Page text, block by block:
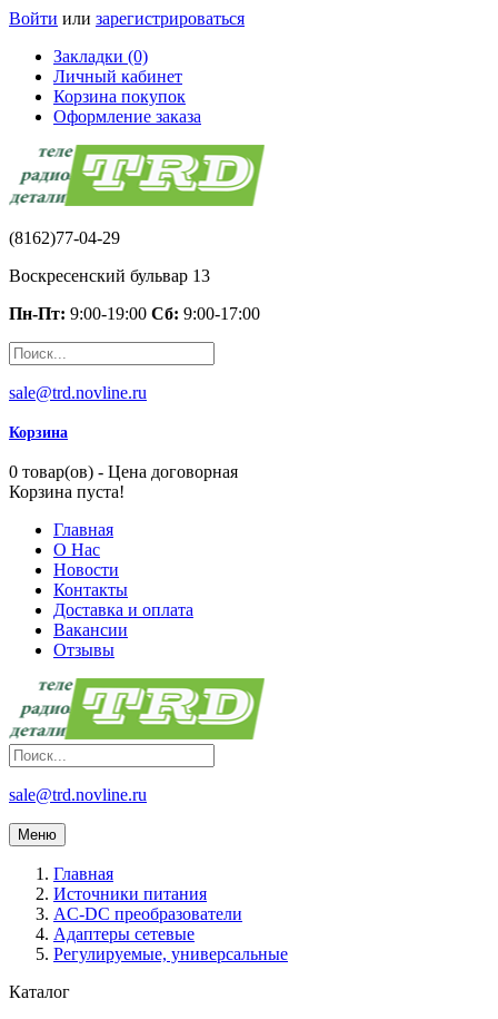
Войти или зарегистрироваться
Закладки (0)
Личный кабинет
Корзина покупок
Оформление заказа
(8162)77-04-29
Воскресенский бульвар 13
Пн-Пт: 9:00-19:00 Сб: 9:00-17:00
sale@trd.novline.ru
Корзина
0 товар(ов) - Цена договорная
Корзина пуста!
Главная
О Нас
Новости
Контакты
Доставка и оплата
Вакансии
Отзывы
sale@trd.novline.ru
Меню
Главная
Источники питания
AC-DC преобразователи
Адаптеры сетевые
Регулируемые, универсальные
Каталог